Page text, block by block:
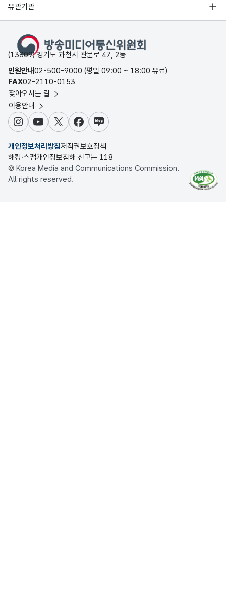
유관기관
(13809) 경기도 과천시 관문로 47, 2동
민원안내02-500-9000 (평일 09:00 ~ 18:00 유료)
FAX02-2110-0153
찾아오시는 길
이용안내
인스타그램
유튜브X 페이스북
블로그
개인정보처리방침저작권보호정책
해킹·스팸개인정보침해 신고는 118
© Korea Media and Communications Commission.
All rights reserved.